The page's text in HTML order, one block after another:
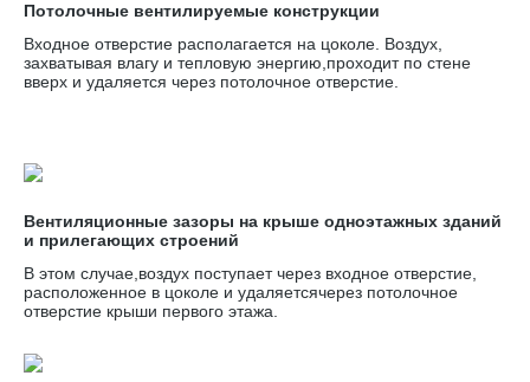
Потолочные вентилируемые конструкции
Входное отверстие располагается на цоколе. Воздух,
захватывая влагу и тепловую энергию,проходит по стене
вверх и удаляется через потолочное отверстие.
Вентиляционные зазоры на крыше одноэтажных зданий
и прилегающих строений
В этом случае,воздух поступает через входное отверстие,
расположенное в цоколе и удаляетсячерез потолочное
отверстие крыши первого этажа.